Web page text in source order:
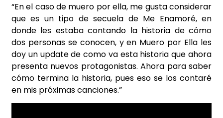
“En el caso de muero por ella, me gusta considerar
que es un tipo de secuela de Me Enamoré, en
donde les estaba contando la historia de cómo
dos personas se conocen, y en Muero por Ella les
doy un update de como va esta historia que ahora
presenta nuevos protagonistas. Ahora para saber
cómo termina la historia, pues eso se los contaré
en mis próximas canciones.”